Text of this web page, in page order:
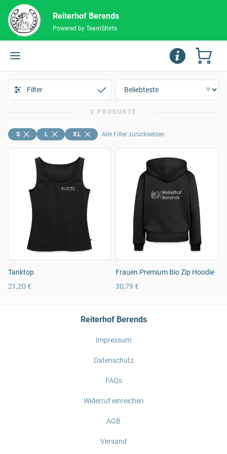
Reiterhof Berends
Powered by TeamShirts
Filter
2 PRODUKTE
S L XL Alle Filter zurücksetzen
Tanktop
21,20 €
Frauen Premium Bio Zip Hoodie
30,79 €
Reiterhof Berends
Impressum
Datenschutz
FAQs
Widerruf einreichen
AGB
Versand